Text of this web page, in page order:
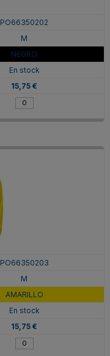
PO66350202
M
NEGRO
En stock
15,75 €
PO66350203
M
AMARILLO
En stock
15,75 €